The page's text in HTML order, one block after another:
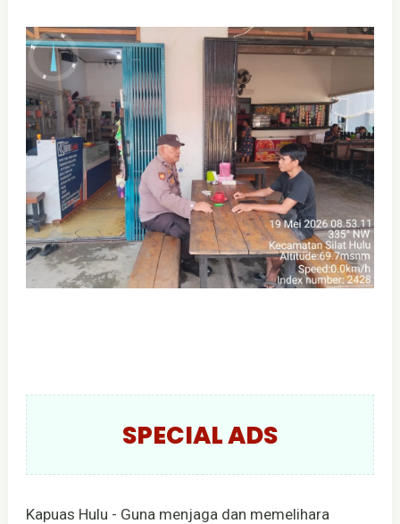
SPECIAL ADS
Kapuas Hulu - Guna menjaga dan memelihara